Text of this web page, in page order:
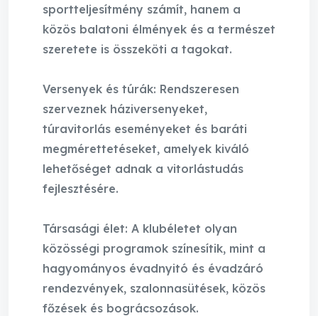
sportteljesítmény számít, hanem a
közös balatoni élmények és a természet
szeretete is összeköti a tagokat.
Versenyek és túrák: Rendszeresen
szerveznek háziversenyeket,
túravitorlás eseményeket és baráti
megmérettetéseket, amelyek kiváló
lehetőséget adnak a vitorlástudás
fejlesztésére.
Társasági élet: A klubéletet olyan
közösségi programok színesítik, mint a
hagyományos évadnyitó és évadzáró
rendezvények, szalonnasütések, közös
főzések és bográcsozások.